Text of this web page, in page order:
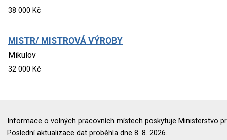
38 000 Kč
MISTR/ MISTROVÁ VÝROBY
Mikulov
32 000 Kč
Informace o volných pracovních místech poskytuje Ministerstvo
Poslední aktualizace dat proběhla dne 8. 8. 2026.